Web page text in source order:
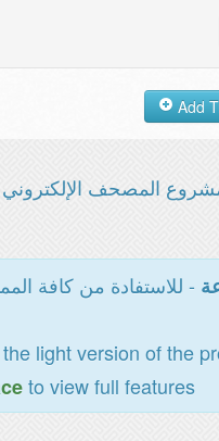
المصحف الإلكتروني
- للاستفادة من كافة
light version of the
to view full features